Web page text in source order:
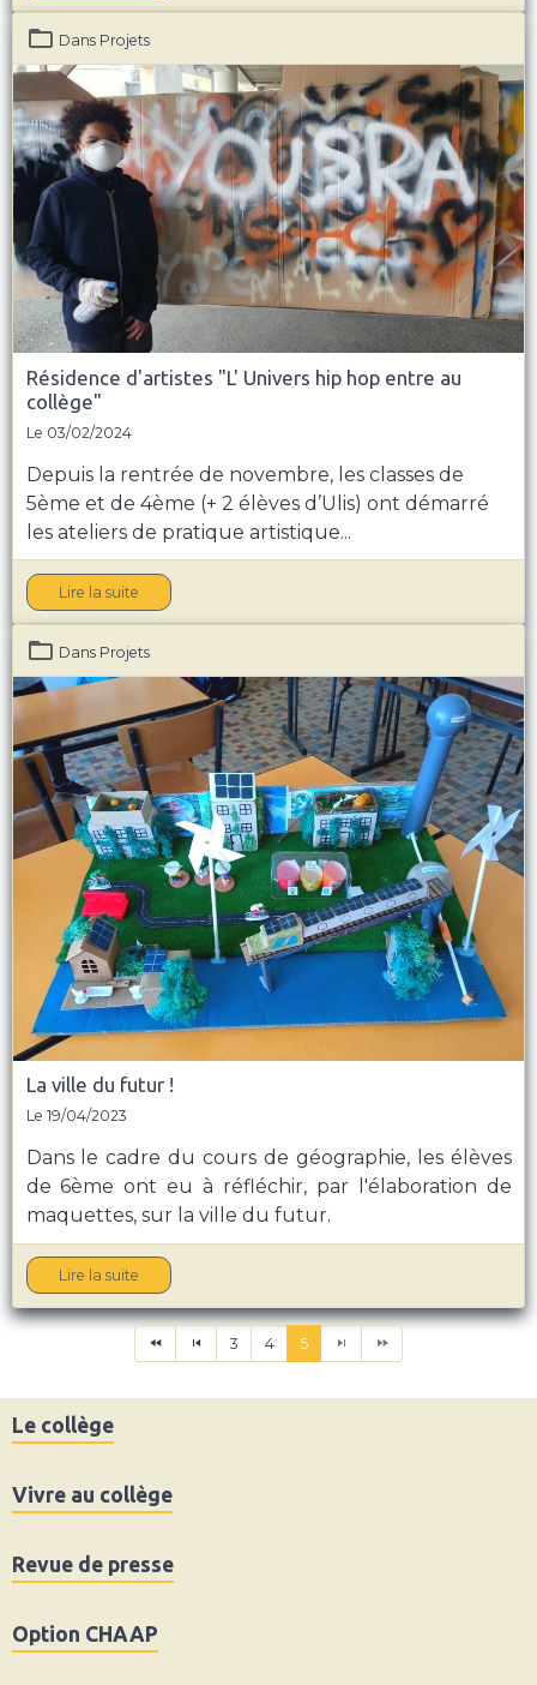
Dans Projets
Résidence d'artistes "L' Univers hip hop entre au
collège"
Le 03/02/2024
Depuis la rentrée de novembre, les classes de
5ème et de 4ème (+ 2 élèves d’Ulis) ont démarré
les ateliers de pratique artistique...
Lire la suite
Dans Projets
La ville du futur !
Le 19/04/2023
Dans le cadre du cours de géographie, les élèves
de 6ème ont eu à réfléchir, par l'élaboration de
maquettes, sur la ville du futur.
Lire la suite
3 4 5
Le collège
Vivre au collège
Revue de presse
Option CHAAP